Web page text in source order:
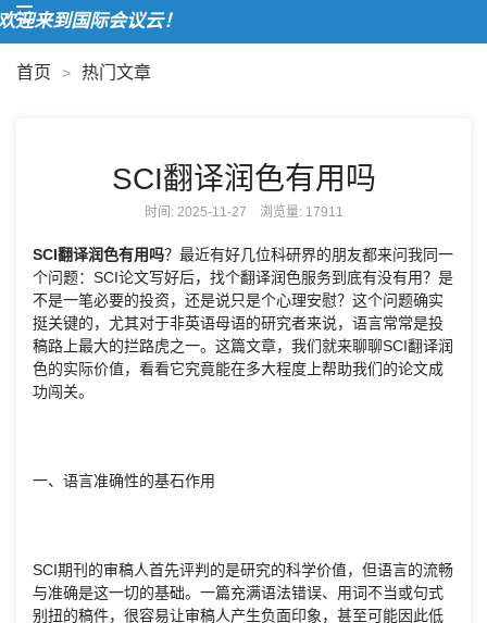
来到国际会议云！
首页 > 热门文章
SCI翻译润色有用吗
时间: 2025-11-27 浏览量: 17911
SCI翻译润色有用吗？最近有好几位科研界的朋友都来问我同一
个问题：SCI论文写好后，找个翻译润色服务到底有没有用？是
不是一笔必要的投资，还是说只是个心理安慰？这个问题确实
挺关键的，尤其对于非英语母语的研究者来说，语言常常是投
稿路上最大的拦路虎之一。这篇文章，我们就来聊聊SCI翻译润
色的实际价值，看看它究竟能在多大程度上帮助我们的论文成
功闯关。
一、语言准确性的基石作用
SCI期刊的审稿人首先评判的是研究的科学价值，但语言的流畅
与准确是这一切的基础。一篇充满语法错误、用词不当或句式
别扭的稿件，很容易让审稿人产生负面印象，甚至可能因此低